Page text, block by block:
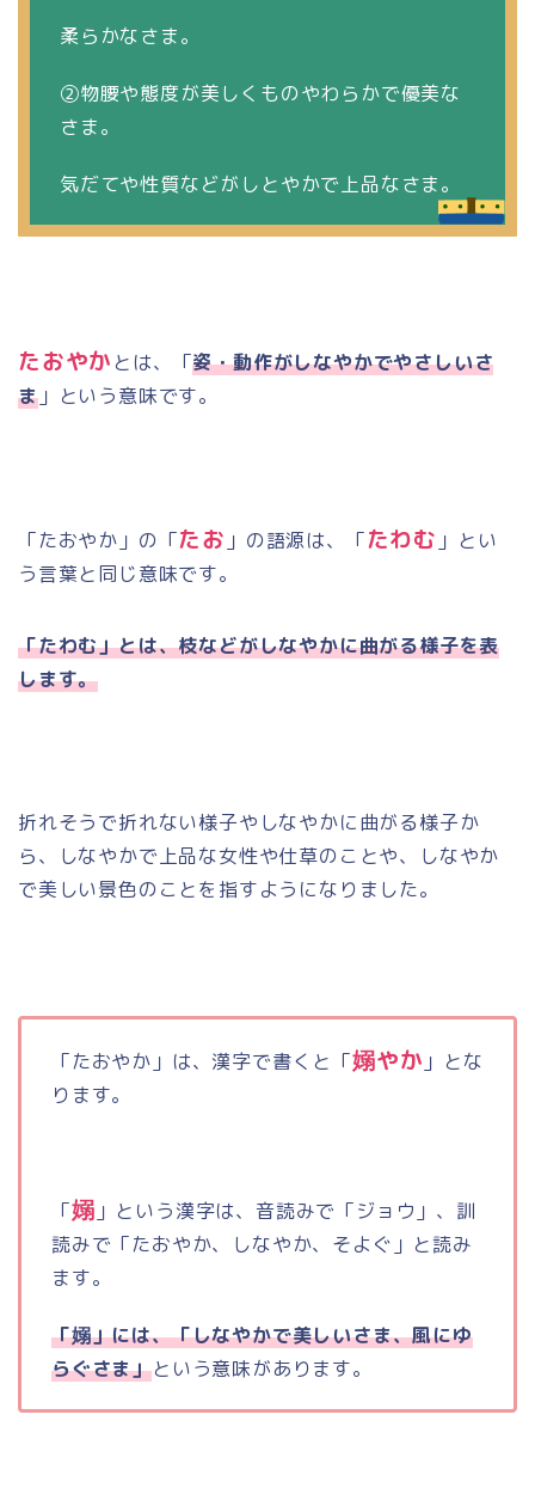
柔らかなさま。
②物腰や態度が美しくものやわらかで優美な
さま。
気だてや性質などがしとやかで上品なさま。
たおやかとは、「姿・動作がしなやかでやさしいさ
ま」という意味です。
「たおやか」の「たお 」の語源は、「たわむ 」とい
う言葉と同じ意味です。
「たわむ」とは、枝などがしなやかに曲がる様子を表
します。
折れそうで折れない様子やしなやかに曲がる様子か
ら、しなやかで上品な女性や仕草のことや、しなやか
で美しい景色のことを指すようになりました。
「たおやか」は、漢字で書くと「嫋やか 」とな
ります。
「嫋 」という漢字は、音読みで「ジョウ」、訓
読みで「たおやか、しなやか、そよぐ」と読み
ます。
「嫋」には、「しなやかで美しいさま、風にゆ
らぐさま」という意味があります。